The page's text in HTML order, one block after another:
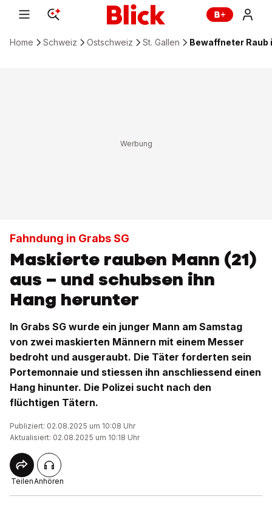
Home Schweiz Ostschweiz St. Gallen Bewaffneter Raub
Fahndung in Grabs SG
Maskierte rauben Mann (21)
aus – und schubsen ihn
Hang herunter
In Grabs SG wurde ein junger Mann am Samstag
von zwei maskierten Männern mit einem Messer
bedroht und ausgeraubt. Die Täter forderten sein
Portemonnaie und stiessen ihn anschliessend einen
Hang hinunter. Die Polizei sucht nach den
flüchtigen Tätern.
Publiziert: 02.08.2025 um 10:08 Uhr
Aktualisiert: 02.08.2025 um 10:18 Uhr
TeilenAnhören